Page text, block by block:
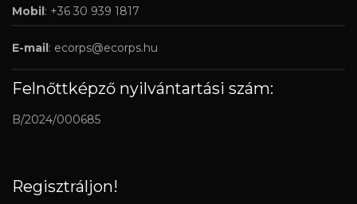
Mobil: +36 30 939 1817
E-mail: ecorps@ecorps.hu
Felnőttképző nyilvántartási szám:
B/2024/000685
Regisztráljon!